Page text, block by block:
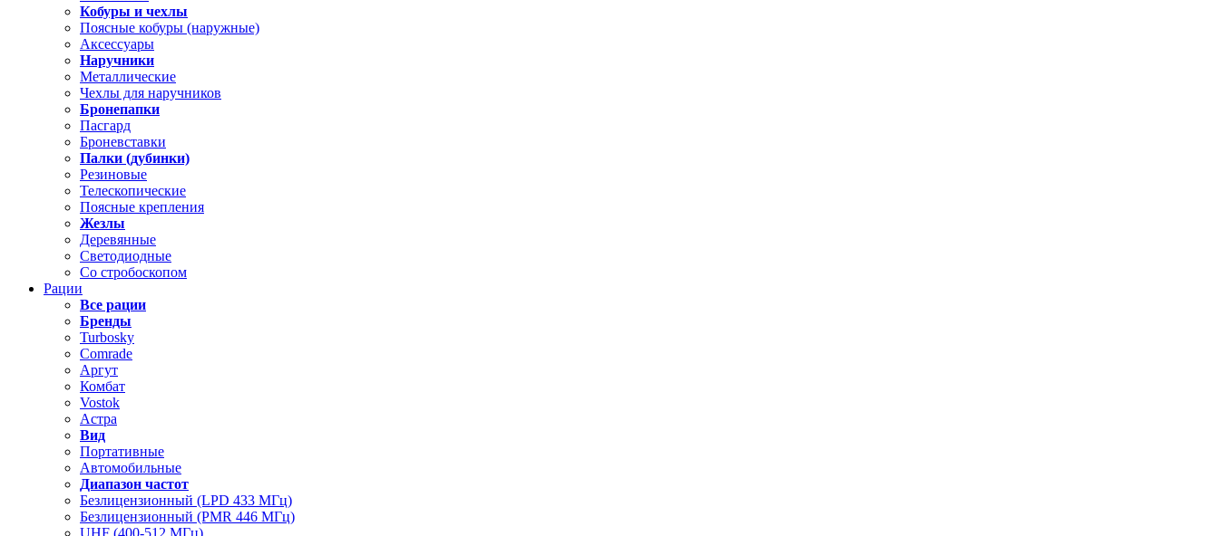
Кобуры и чехлы
Поясные кобуры (наружные)
Аксессуары
Наручники
Металлические
Чехлы для наручников
Бронепапки
Пасгард
Броневставки
Палки (дубинки)
Резиновые
Телескопические
Поясные крепления
Жезлы
Деревянные
Светодиодные
Со стробоскопом
Рации
Все рации
Бренды
Turbosky
Comrade
Аргут
Комбат
Vostok
Астра
Вид
Портативные
Автомобильные
Диапазон частот
Безлицензионный (LPD 433 МГц)
Безлицензионный (PMR 446 МГц)
UHF (400-512 МГц)